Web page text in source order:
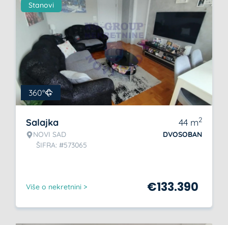
Stanovi
360°
Salajka
NOVI SAD
ŠIFRA: #573065
44 m2
DVOSOBAN
Više o nekretnini > €133.390